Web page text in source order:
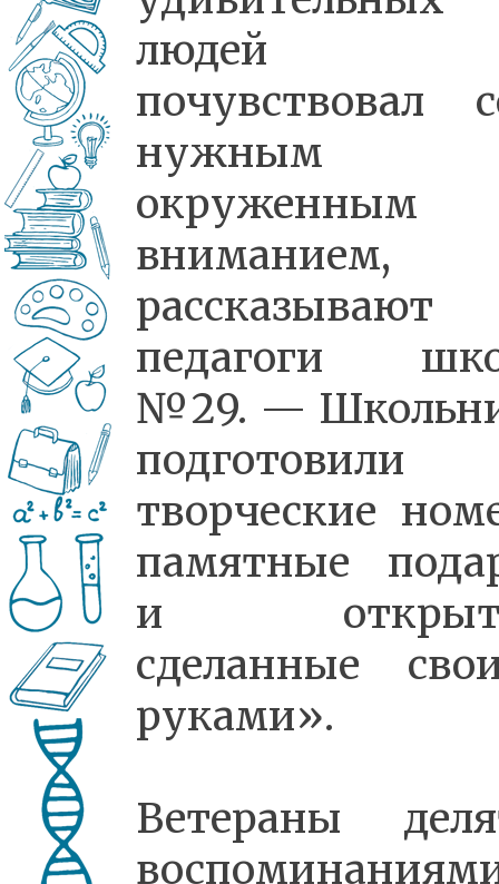
людей
почувствовал
нужным
окруженным
рассказывают
педагоги
№29. —
подготовили
творческие
памятные
и
сделанные
руками».
Ветераны